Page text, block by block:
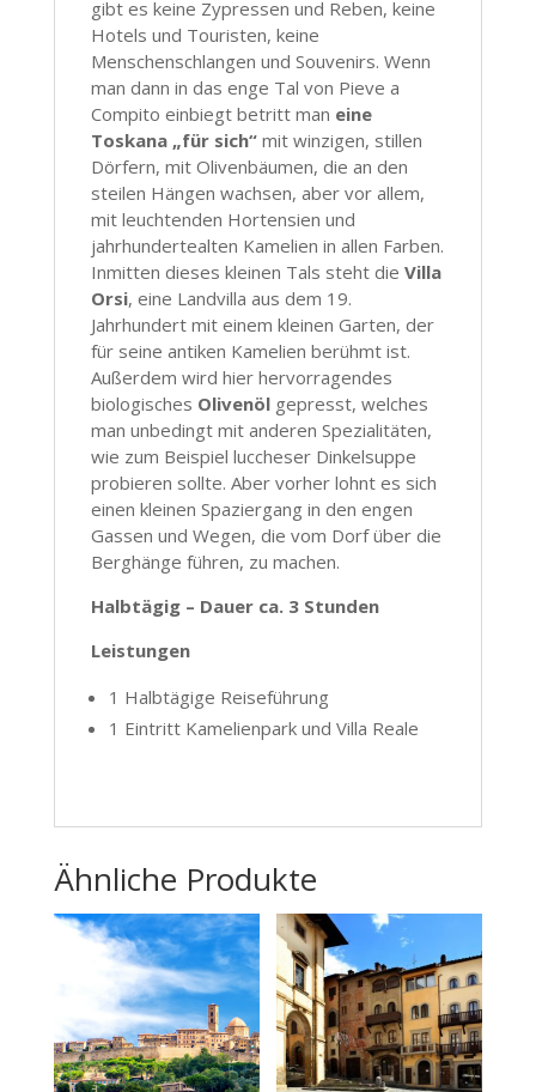
gibt es keine Zypressen und Reben, keine
Hotels und Touristen, keine
Menschenschlangen und Souvenirs. Wenn
man dann in das enge Tal von Pieve a
Compito einbiegt betritt man eine
Toskana „für sich“mit winzigen, stillen
Dörfern, mit Olivenbäumen, die an den
steilen Hängen wachsen, aber vor allem,
mit leuchtenden Hortensien und
jahrhundertealten Kamelien in allen Farben.
Inmitten dieses kleinen Tals steht die Villa
Orsi, eine Landvilla aus dem 19.
Jahrhundert mit einem kleinen Garten, der
für seine antiken Kamelien berühmt ist.
Außerdem wird hier hervorragendes
biologisches Olivenölgepresst, welches
man unbedingt mit anderen Spezialitäten,
wie zum Beispiel luccheser Dinkelsuppe
probieren sollte. Aber vorher lohnt es sich
einen kleinen Spaziergang in den engen
Gassen und Wegen, die vom Dorf über die
Berghänge führen, zu machen.
Halbtägig – Dauer ca. 3 Stunden
Leistungen
1 Halbtägige Reiseführung
1 Eintritt Kamelienpark und Villa Reale
Ähnliche Produkte